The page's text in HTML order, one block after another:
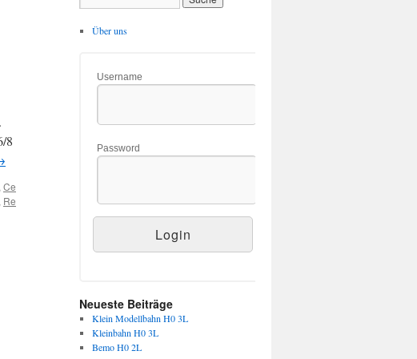
8
Ce
Re
Über uns
Username
Password
Neueste Beiträge
Klein Modellbahn H0 3L
Kleinbahn H0 3L
Bemo H0 2L